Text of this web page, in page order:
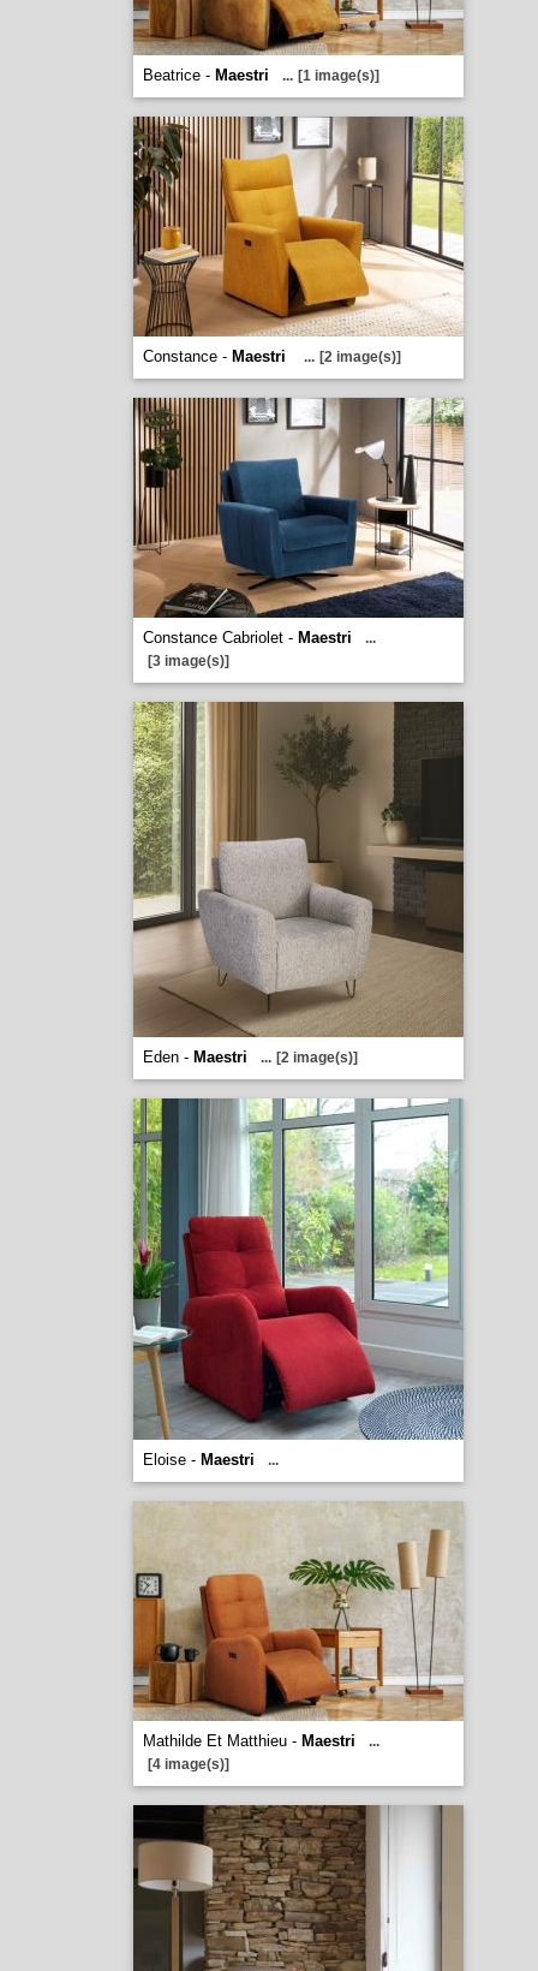
Beatrice - Maestri ... [1 image(s)]
Constance - Maestri ... [2 image(s)]
Constance Cabriolet - Maestri
...
[3 image(s)]
Eden - Maestri ... [2 image(s)]
Eloise - Maestri ...
Mathilde Et Matthieu - Maestri
...
[4 image(s)]